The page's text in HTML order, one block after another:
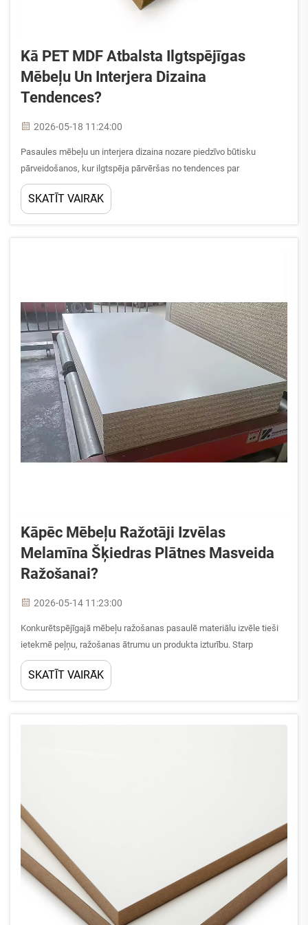
Kā PET MDF Atbalsta Ilgtspējīgas
Mēbeļu Un Interjera Dizaina
Tendences?
2026-05-18 11:24:00
Pasaules mēbeļu un interjera dizaina nozare piedzīvo būtisku
pārveidošanos, kur ilgtspēja pārvēršas no tendences par
pamatprasību. Dizaineri, ražotāji un iepirkumu komandas aktīvi
meklē materiālus, kas atbilst...
SKATĪT VAIRĀK
Kāpēc Mēbeļu Ražotāji Izvēlas
Melamīna Šķiedras Plātnes Masveida
Ražošanai?
2026-05-14 11:23:00
Konkurētspējīgajā mēbeļu ražošanas pasaulē materiālu izvēle tieši
ietekmē peļņu, ražošanas ātrumu un produkta izturību. Starp
daudzajiem šodien pieejamajiem inženiermateriālu kokmateriāliem
melamīna šķiedras plātne ir kļuvusi par dominējošo izvēli...
SKATĪT VAIRĀK